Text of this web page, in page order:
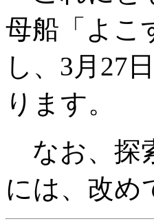
母船「よこ
し、3月27
ります。
なお、探
には、改め